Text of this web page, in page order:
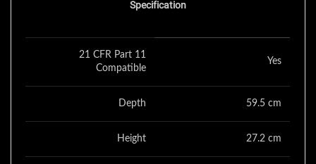
Specification
21 CFR Part 11
Compatible
Yes
Depth 59.5 cm
Height 27.2 cm